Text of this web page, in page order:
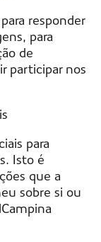
responder
para
de
participar nos
para
Isto é
que a
sobre si ou